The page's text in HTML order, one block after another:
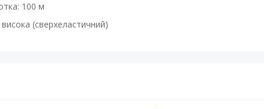
100 м
(сверхеластичний)